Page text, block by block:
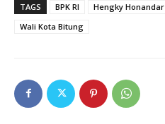
TAGS BPK RI Hengky Honandar
Wali Kota Bitung